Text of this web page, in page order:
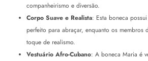
companheirismo e diversão.
Corpo Suave e Realista: Esta boneca
perfeito para abraçar, enquanto os membros
toque de realismo.
Vestuário Afro-Cubano: A boneca Maria é